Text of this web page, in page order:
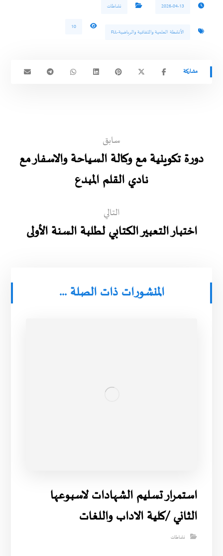
2026-04-13 نشاطات
الأنشطة العلمية والثقافية والرياضية-FLL
10
سابق
دورة تكوينية مع وكالة السياحة والاسفار مع
نادي القلم المبدع
التالي
اختبار التعبير الكتابي لطلبة السنة الأولى
المنشورات ذات الصلة ...
استمرار تسليم الشهادات لاسبوعها
الثاني /كلية الاداب واللغات
نشاطات